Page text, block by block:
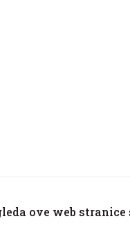
Kaptol
ove web stranice